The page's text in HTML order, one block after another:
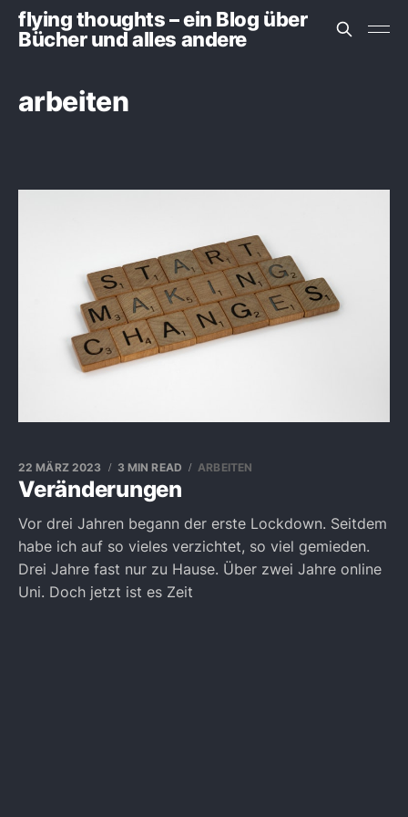
flying thoughts – ein Blog über
Bücher und alles andere
arbeiten
Veränderungen
22 MÄRZ 2023 3 MIN READ ARBEITEN
Vor drei Jahren begann der erste Lockdown. Seitdem
habe ich auf so vieles verzichtet, so viel gemieden.
Drei Jahre fast nur zu Hause. Über zwei Jahre online
Uni. Doch jetzt ist es Zeit